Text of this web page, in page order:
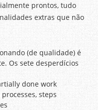
prontos, tudo
extras que não
(de qualidade) é
Os sete desperdícios
done work
steps